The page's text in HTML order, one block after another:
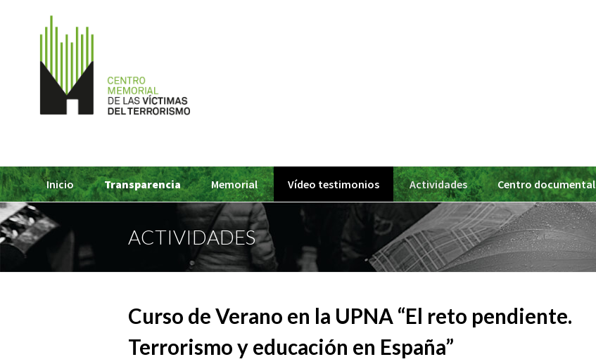
Inicio Transparencia Memorial Vídeo testimonios Actividades Centro documental
ACTIVIDADES
Curso de Verano en la UPNA “El reto pendiente.
Terrorismo y educación en España”